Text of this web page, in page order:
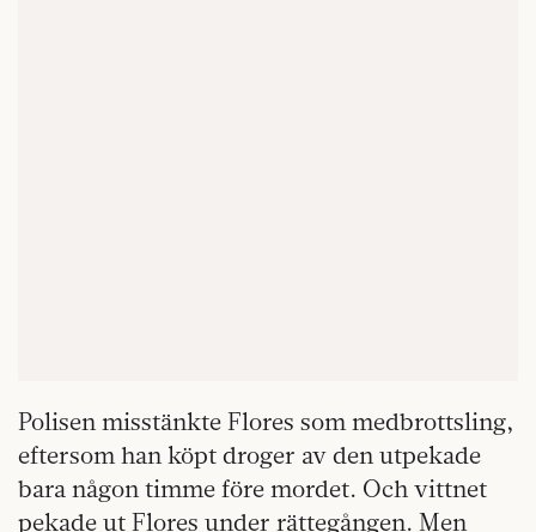
Polisen misstänkte Flores som medbrottsling,
eftersom han köpt droger av den utpekade
bara någon timme före mordet. Och vittnet
pekade ut Flores under rättegången. Men